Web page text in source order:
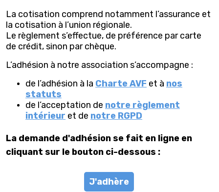
La cotisation comprend notamment l’assurance et
la cotisation à l’union régionale.
Le règlement s’effectue, de préférence par carte
de crédit, sinon par chèque.
L’adhésion à notre association s’accompagne :
de l’adhésion à la Charte AVF et à nos
statuts
de l’acceptation de notre règlement
intérieur et de notre RGPD
La demande d'adhésion se fait en ligne en
cliquant sur le bouton ci-dessous :
J'adhère